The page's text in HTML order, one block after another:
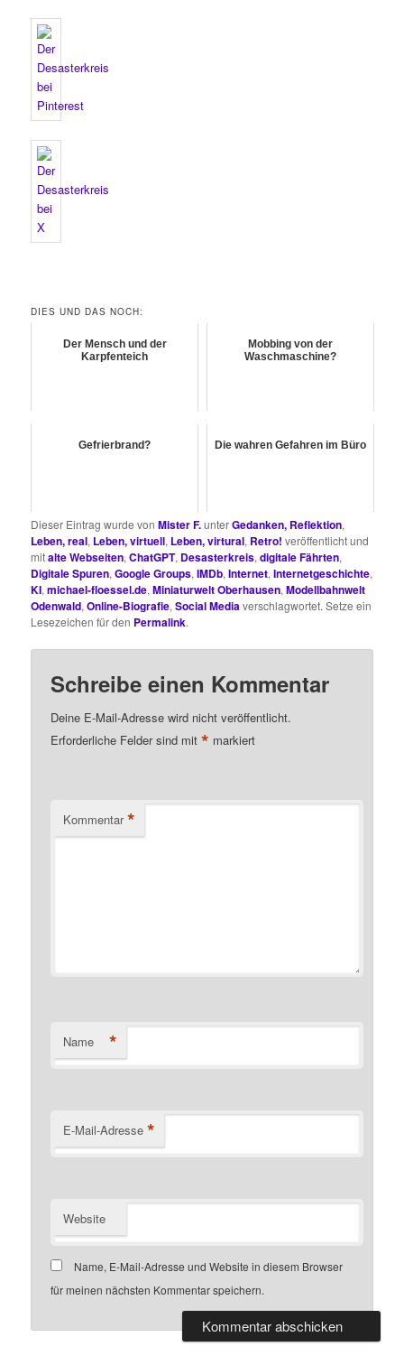
DIES UND DAS NOCH:
Der Mensch und der
Karpfenteich
Mobbing von der
Waschmaschine?
Gefrierbrand? Die wahren Gefahren im Büro
Dieser Eintrag wurde vonMister F.unterGedanken, Reflektion,
Leben, real, Leben, virtuell, Leben, virtural, Retro! veröffentlicht und
mitalte Webseiten,ChatGPT, Desasterkreis,digitale Fährten,
Digitale Spuren,Google Groups,IMDb,Internet,Internetgeschichte,
KI,michael-floessel.de,Miniaturwelt Oberhausen,Modellbahnwelt
Odenwald,Online-Biografie,Social Mediaverschlagwortet. Setze ein
Lesezeichen für den Permalink.
Schreibe einen Kommentar
Deine E-Mail-Adresse wird nicht veröffentlicht.
Erforderliche Felder sind mit* markiert
Kommentar *
Name *
E-Mail-Adresse *
Website
Name, E-Mail-Adresse und Website in diesem Browser
für meinen nächsten Kommentar speichern.